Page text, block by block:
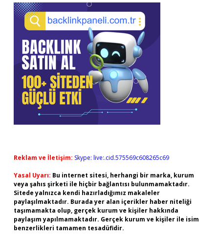
Reklam ve İletişim: Skype: live:.cid.575569c608265c69
Yasal Uyarı: Bu internet sitesi, herhangi bir marka, kurum
veya şahıs şirketi ile hiçbir bağlantısı bulunmamaktadır.
Sitede yalnızca kendi hazırladığımız makaleler
paylaşılmaktadır. Burada yer alan içerikler haber niteliği
taşımamakta olup, gerçek kurum ve kişiler hakkında
paylaşım yapılmamaktadır. Gerçek kurum ve kişiler ile isim
benzerlikleri tamamen tesadüfidir.